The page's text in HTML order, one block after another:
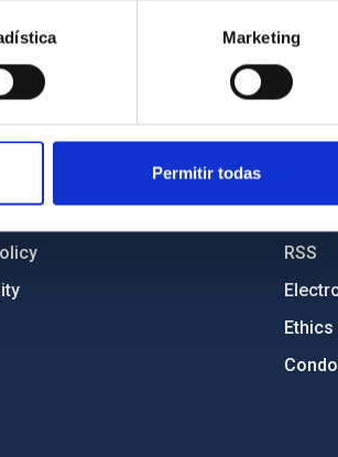
Marketing
Permitir todas
OTHER
RSS
Ethics